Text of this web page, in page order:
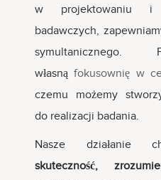
w projektowaniu i
badawczych,
symultanicznego.
własnąfokusownię w
czemu możemy
do realizacji badania.
Nasze działanie
skuteczność,